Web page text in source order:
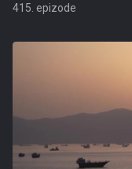
415. epizode